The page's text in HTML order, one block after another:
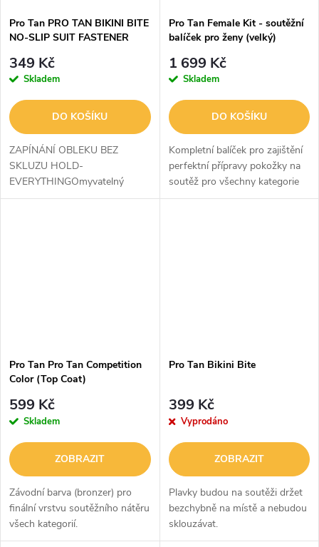
Pro Tan PRO TAN BIKINI BITE
NO-SLIP SUIT FASTENER
349 Kč
Skladem
DO KOŠÍKU
ZAPÍNÁNÍ OBLEKU BEZ
SKLUZU HOLD-
EVERYTHINGOmyvatelný
vodou a mýdlem, nezanechává
Pro Tan Female Kit - soutěžní
balíček pro ženy (velký)
1 699 Kč
Skladem
DO KOŠÍKU
Kompletní balíček pro zajištění
perfektní přípravy pokožky na
soutěž pro všechny kategorie
žen.
Pro Tan Pro Tan Competition
Color (Top Coat)
599 Kč
Skladem
ZOBRAZIT
Závodní barva (bronzer) pro
finální vrstvu soutěžního nátěru
všech kategorií.
Pro Tan Bikini Bite
399 Kč
Vyprodáno
ZOBRAZIT
Plavky budou na soutěži držet
bezchybně na místě a nebudou
sklouzávat.